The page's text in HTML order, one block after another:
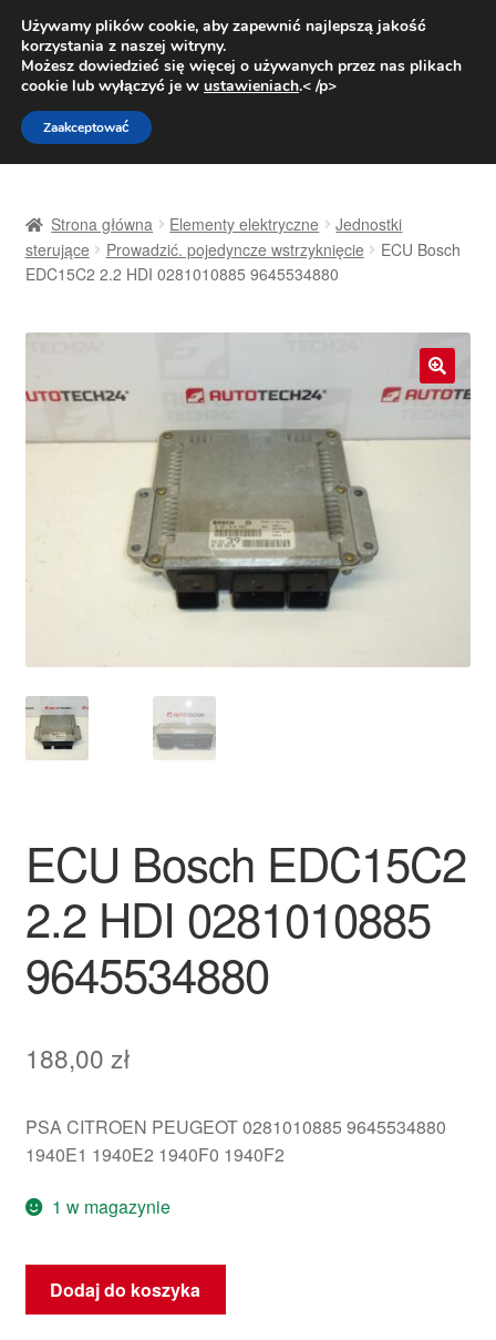
DOSTAWA od 31 zł
Pn.-pt. 9:00-16:00800 003 167
Przejdź
do
nawigacji
Przejdź
do
treści
Dostawa
Polityka prywatności
Skarga
Zasady i warunki
Strona główna Elementy elektryczne
Jednostki
sterujące
Prowadzić. pojedyncze wstrzyknięcie
ECU Bosch
EDC15C2 2.2 HDI 0281010885 9645534880
🔍
ECU Bosch EDC15C2
2.2 HDI 0281010885
9645534880
188,00 zł
PSA CITROEN PEUGEOT 0281010885 9645534880
1940E1 1940E2 1940F0 1940F2
1 w magazynie
ilość
ECU
Dodaj do koszyka
Używamy plików cookie, aby zapewnić najlepszą jakość
korzystania z naszej witryny.
Możesz dowiedzieć się więcej o używanych przez nas plikach
cookie lub wyłączyć je w ustawieniach.< /p>
Zaakceptować